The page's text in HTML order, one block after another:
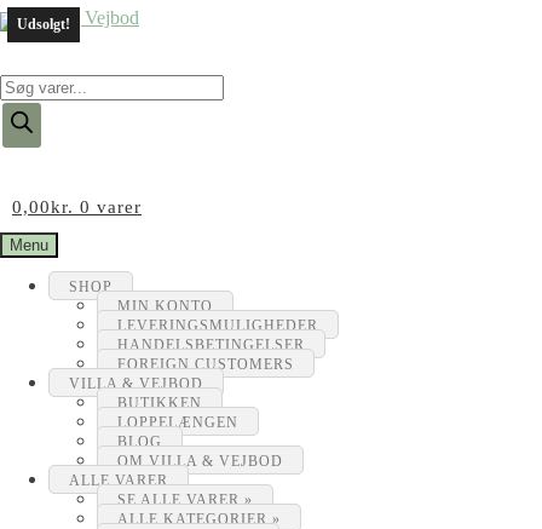
Products
search
0,00kr. 0 varer
Menu
SHOP
MIN KONTO
LEVERINGSMULIGHEDER
HANDELSBETINGELSER
FOREIGN CUSTOMERS
VILLA & VEJBOD
BUTIKKEN
LOPPELÆNGEN
BLOG
OM VILLA & VEJBOD
ALLE VARER
SE ALLE VARER »
ALLE KATEGORIER »
Udsolgt!